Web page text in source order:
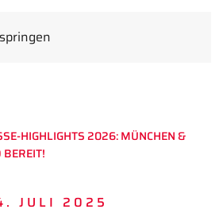
HIGHLIGHTS 2026: MÜNCHEN &
JULI 2025